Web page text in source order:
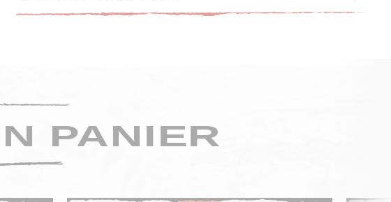
PANIER